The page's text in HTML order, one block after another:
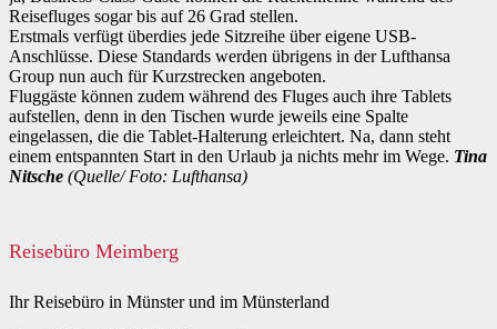
Reisefluges sogar bis auf 26 Grad stellen.
Erstmals verfügt überdies jede Sitzreihe über eigene USB-
Anschlüsse. Diese Standards werden übrigens in der Lufthansa
Group nun auch für Kurzstrecken angeboten.
Fluggäste können zudem während des Fluges auch ihre Tablets
aufstellen, denn in den Tischen wurde jeweils eine Spalte
eingelassen, die die Tablet-Halterung erleichtert. Na, dann steht
einem entspannten Start in den Urlaub ja nichts mehr im Wege. Tina
Nitsche (Quelle/ Foto: Lufthansa)
Reisebüro Meimberg
Ihr Reisebüro in Münster und im Münsterland